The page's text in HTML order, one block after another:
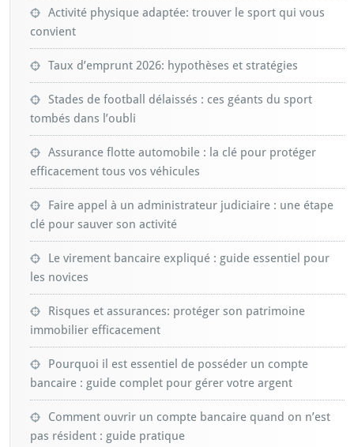
Activité physique adaptée: trouver le sport qui vous
convient
Taux d’emprunt 2026: hypothèses et stratégies
Stades de football délaissés : ces géants du sport
tombés dans l’oubli
Assurance flotte automobile : la clé pour protéger
efficacement tous vos véhicules
Faire appel à un administrateur judiciaire : une étape
clé pour sauver son activité
Le virement bancaire expliqué : guide essentiel pour
les novices
Risques et assurances: protéger son patrimoine
immobilier efficacement
Pourquoi il est essentiel de posséder un compte
bancaire : guide complet pour gérer votre argent
Comment ouvrir un compte bancaire quand on n’est
pas résident : guide pratique